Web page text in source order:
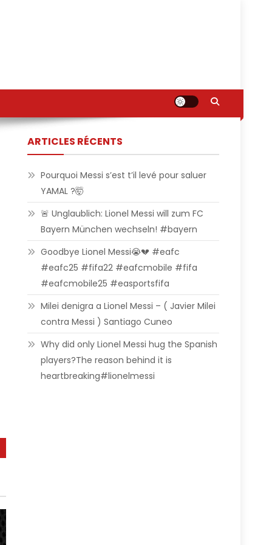
ARTICLES RÉCENTS
Pourquoi Messi s’est t’il levé pour saluer
YAMAL ?🤯
🚨 Unglaublich: Lionel Messi will zum FC
Bayern München wechseln! #bayern
Goodbye Lionel Messi😭💔 #eafc
#eafc25 #fifa22 #eafcmobile #fifa
#eafcmobile25 #easportsfifa
Milei denigra a Lionel Messi – ( Javier Milei
contra Messi ) Santiago Cuneo
Why did only Lionel Messi hug the Spanish
players?The reason behind it is
heartbreaking#lionelmessi